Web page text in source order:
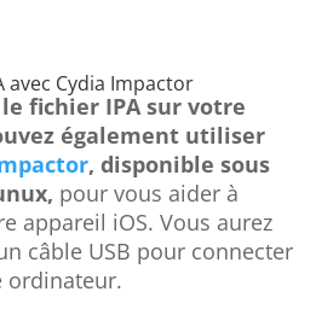
avec Cydia Impactor
fichier IPA sur votre
également utiliser
, disponible sous
pour vous aider à
appareil iOS. Vous aurez
câble USB pour connecter
ordinateur.